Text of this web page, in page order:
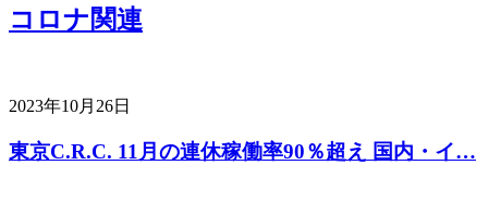
コロナ関連
2023年10月26日
東京C.R.C. 11月の連休稼働率90％超え 国内・イ…